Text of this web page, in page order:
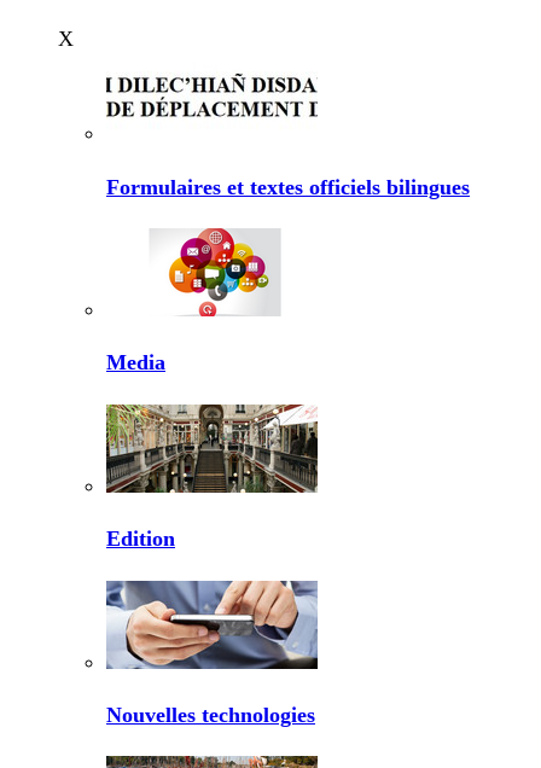
X
Formulaires et textes officiels bilingues
Media
Edition
Nouvelles technologies